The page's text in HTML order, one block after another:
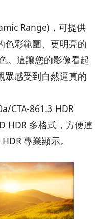
Range)，可提供
色彩範圍、更明亮的
。這讓您的影像看起
眾感受到自然逼真的
CTA-861.3 HDR
HDR 多格式，方便連
專業顯示。